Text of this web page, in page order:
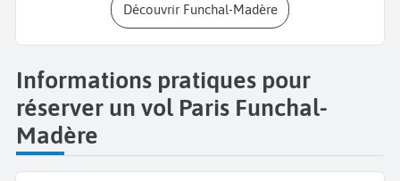
Découvrir Funchal-Madère
Informations pratiques pour
réserver un vol Paris Funchal-
Madère